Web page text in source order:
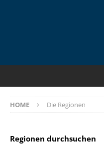
HOME Die Regionen
Regionen durchsuchen